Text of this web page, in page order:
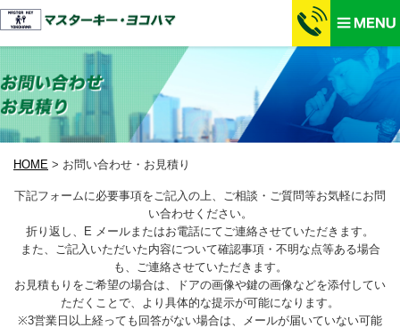
HOME > お問い合わせ・お見積り
下記フォームに必要事項をご記入の上、ご相談・ご質問等お気軽にお問
い合わせください。
折り返し、E メールまたはお電話にてご連絡させていただきます。
また、ご記入いただいた内容について確認事項・不明な点等ある場合
も、ご連絡させていただきます。
お見積もりをご希望の場合は、ドアの画像や鍵の画像などを添付してい
ただくことで、より具体的な提示が可能になります。
※3営業日以上経っても回答がない場合は、メールが届いていない可能